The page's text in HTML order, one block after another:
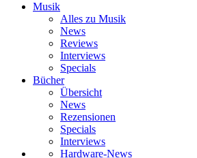
Musik
Alles zu Musik
News
Reviews
Interviews
Specials
Bücher
Übersicht
News
Rezensionen
Specials
Interviews
Hardware-News